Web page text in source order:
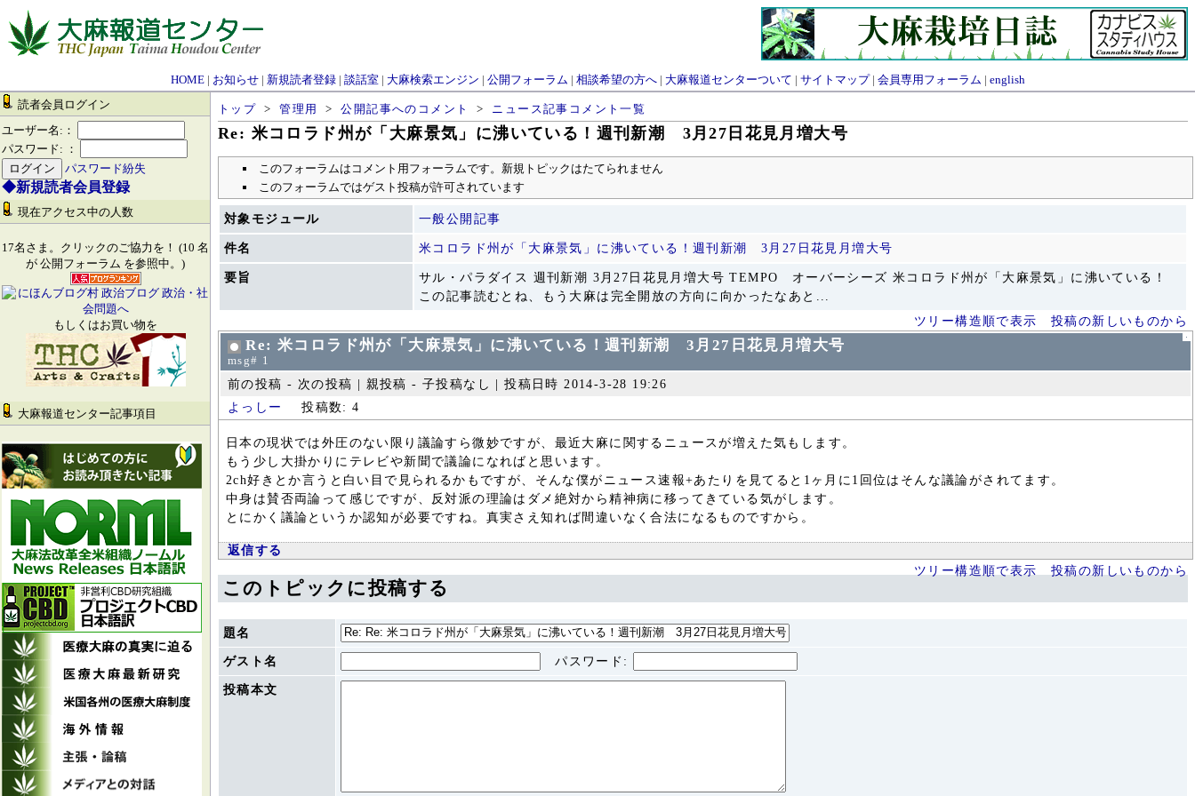
HOME| お知らせ| 新規読者登録| 談話室| 大麻検索エンジン | 公開フォーラム | 相談希望の方へ| 大麻報道センターついて | サイトマップ| 会員専用フォーラム | english
読者会員ログイン
ユーザー名:：
パスワード: ：
パスワード紛失
◆新規読者会員登録
現在アクセス中の人数
17名さま。クリックのご協力を！ (10 名
が 公開フォーラム を参照中。)
もしくはお買い物を
大麻報道センター記事項目
トップ >管理用 >公開記事へのコメント > ニュース記事コメント一覧
Re: 米コロラド州が「大麻景気」に沸いている！週刊新潮 3月27日花見月増大号
このフォーラムはコメント用フォーラムです。新規トピックはたてられません
このフォーラムではゲスト投稿が許可されています
対象モジュール 一般公開記事
件名 米コロラド州が「大麻景気」に沸いている！週刊新潮 3月27日花見月増大号
要旨
サル・パラダイス 週刊新潮 3月27日花見月増大号 TEMPO オーバーシーズ 米コロラド州が「大麻景気」に沸いている！
この記事読むとね、もう大麻は完全開放の方向に向かったなあと...
ツリー構造順で表示
投稿の新しいものから
Re: 米コロラド州が「大麻景気」に沸いている！週刊新潮 3月27日花見月増大号
msg# 1
前の投稿 - 次の投稿 | 親投稿 - 子投稿なし | 投稿日時 2014-3-28 19:26
よっしー
投稿数: 4
日本の現状では外圧のない限り議論すら微妙ですが、最近大麻に関するニュースが増えた気もします。
もう少し大掛かりにテレビや新聞で議論になればと思います。
2ch好きとか言うと白い目で見られるかもですが、そんな僕がニュース速報+あたりを見てると1ヶ月に1回位はそんな議論がされてます。
中身は賛否両論って感じですが、反対派の理論はダメ絶対から精神病に移ってきている気がします。
とにかく議論というか認知が必要ですね。真実さえ知れば間違いなく合法になるものですから。
返信する
ツリー構造順で表示
投稿の新しいものから
このトピックに投稿する
題名
ゲスト名 パスワード :
投稿本文